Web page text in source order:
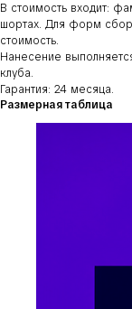
В стоимость входит:
шортах. Для форм
стоимость.
Нанесение
клуба.
Гарантия: 24 месяца.
Размерная таблица